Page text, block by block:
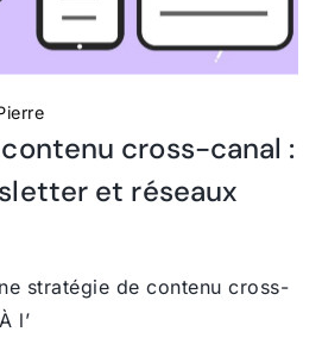
contenu cross-canal :
et réseaux
stratégie de contenu cross-
l’